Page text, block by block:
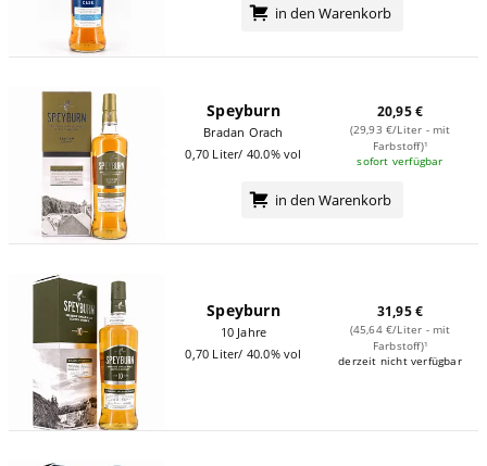
in den Warenkorb
Speyburn
Bradan Orach
0,70 Liter/ 40.0% vol
20,95 €
(29,93 €/Liter - mit
Farbstoff)¹
sofort verfügbar
in den Warenkorb
Speyburn
10 Jahre
0,70 Liter/ 40.0% vol
31,95 €
(45,64 €/Liter - mit
Farbstoff)¹
derzeit nicht verfügbar